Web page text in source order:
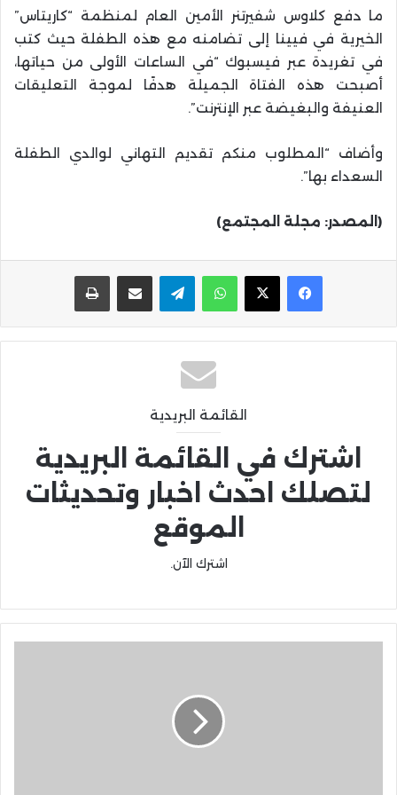
ما دفع كلاوس شفيرتنر الأمين العام لمنظمة “كاريتاس”
الخيرية في فيينا إلى تضامنه مع هذه الطفلة حيث كتب
في تغريدة عبر فيسبوك “في الساعات الأولى من حياتها،
أصبحت هذه الفتاة الجميلة هدفًا لموجة التعليقات
العنيفة والبغيضة عبر الإنترنت”.
وأضاف “المطلوب منكم تقديم التهاني لوالدي الطفلة
السعداء بها”.
(المصدر: مجلة المجتمع)
واتساب تيلقرام مشاركة عبر البريد
القائمة البريدية
اشترك في القائمة البريدية
لتصلك احدث اخبار وتحديثات
الموقع
اشترك الآن.